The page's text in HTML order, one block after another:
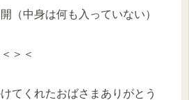
（中身は何も入っていない）
＞＜
てくれたおばさまありがとう